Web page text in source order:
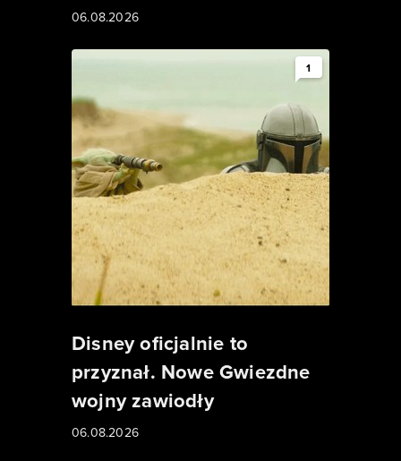
06.08.2026
1
Disney oficjalnie to
przyznał. Nowe Gwiezdne
wojny zawiodły
06.08.2026